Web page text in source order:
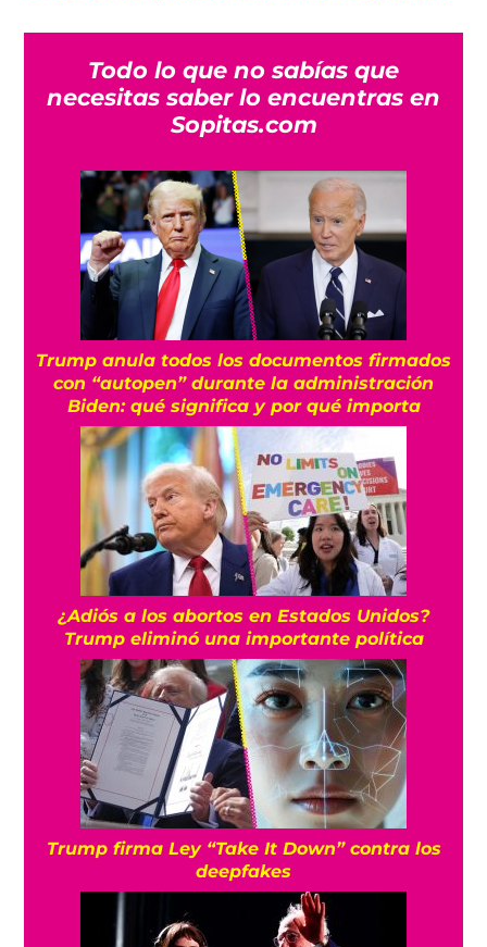
— George Gascón (@LADAOffice)April 5,
Todo lo que no sabías que
necesitas saber lo encuentras en
Sopitas.com
Trump anula todos los documentos firmados
con “autopen” durante la administración
Biden: qué significa y por qué importa
¿Adiós a los abortos en Estados Unidos?
Trump eliminó una importante política
Trump firma Ley “Take It Down” contra los
deepfakes